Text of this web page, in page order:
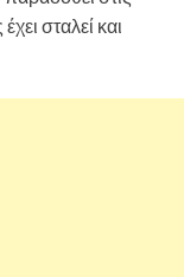
σταλεί και